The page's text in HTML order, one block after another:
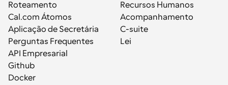
Roteamento
Cal.com Átomos
Aplicação de Secretária
Perguntas Frequentes
API Empresarial
Github
Docker
Recursos Humanos
Acompanhamento
C-suite
Lei